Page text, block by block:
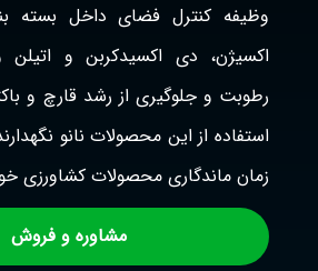
وظیفه کنترل فضای داخل بسته
اکسیژن، دی اکسیدکربن و
رطوبت و جلوگیری از رشد قارچ و
استفاده از این محصولات نانو
زمان ماندگاری محصولات کشاورزی
مشاوره و فروش